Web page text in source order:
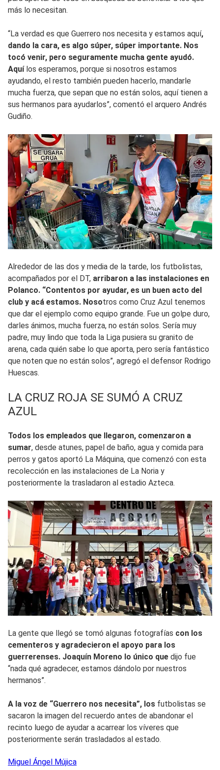
más lo necesitan.
“La verdad es que Guerrero nos necesita y estamos aquí,
dando la cara, es algo súper, súper importante. Nos
tocó venir, pero seguramente mucha gente ayudó.
Aquílos esperamos, porque si nosotros estamos
ayudando, el resto también pueden hacerlo, mandarle
mucha fuerza, que sepan que no están solos, aquí tienen a
sus hermanos para ayudarlos”, comentó el arquero Andrés
Gudiño.
Alrededor de las dos y media de la tarde, los futbolistas,
acompañados por el DT, arribaron a las instalaciones en
Polanco. “Contentos por ayudar, es un buen acto del
club y acá estamos. Nosotros como Cruz Azul tenemos
que dar el ejemplo como equipo grande. Fue un golpe duro,
darles ánimos, mucha fuerza, no están solos. Sería muy
padre, muy lindo que toda la Liga pusiera su granito de
arena, cada quién sabe lo que aporta, pero sería fantástico
que noten que no están solos”, agregó el defensor Rodrigo
Huescas.
LA CRUZ ROJA SE SUMÓ A CRUZ
AZUL
Todos los empleados que llegaron, comenzaron a
sumar, desde atunes, papel de baño, agua y comida para
perros y gatos aportó La Máquina, que comenzó con esta
recolección en las instalaciones de La Noria y
posteriormente la trasladaron al estadio Azteca.
La gente que llegó se tomó algunas fotografías con los
cementeros y agradecieron el apoyo para los
guerrerenses. Joaquín Moreno lo único que dijo fue
“nada qué agradecer, estamos dándolo por nuestros
hermanos”.
A la voz de “Guerrero nos necesita”, los futbolistas se
sacaron la imagen del recuerdo antes de abandonar el
recinto luego de ayudar a acarrear los víveres que
posteriormente serán trasladados al estado.
Miguel Ángel Mújica